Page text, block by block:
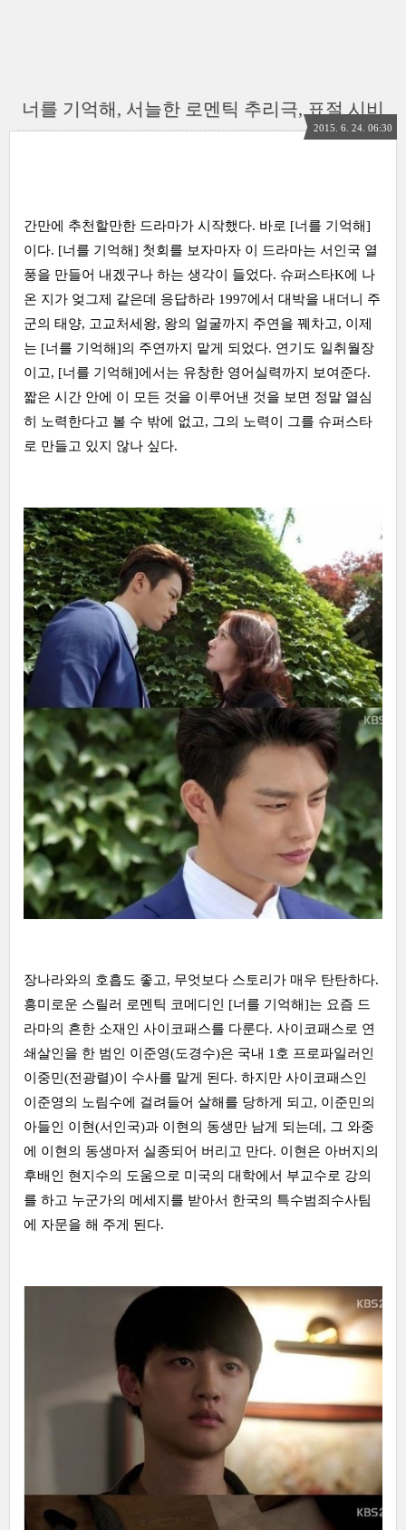
너를 기억해, 서늘한 로멘틱 추리극, 표절 시비
2015. 6. 24. 06:30
간만에 추천할만한 드라마가 시작했다. 바로 [너를 기억해]
이다. [너를 기억해] 첫회를 보자마자 이 드라마는 서인국 열
풍을 만들어 내겠구나 하는 생각이 들었다. 슈퍼스타K에 나
온 지가 엊그제 같은데 응답하라 1997에서 대박을 내더니 주
군의 태양, 고교처세왕, 왕의 얼굴까지 주연을 꿰차고, 이제
는 [너를 기억해]의 주연까지 맡게 되었다. 연기도 일취월장
이고, [너를 기억해]에서는 유창한 영어실력까지 보여준다.
짧은 시간 안에 이 모든 것을 이루어낸 것을 보면 정말 열심
히 노력한다고 볼 수 밖에 없고, 그의 노력이 그를 슈퍼스타
로 만들고 있지 않나 싶다.
장나라와의 호흡도 좋고, 무엇보다 스토리가 매우 탄탄하다.
흥미로운 스릴러 로멘틱 코메디인 [너를 기억해]는 요즘 드
라마의 흔한 소재인 사이코패스를 다룬다. 사이코패스로 연
쇄살인을 한 범인 이준영(도경수)은 국내 1호 프로파일러인
이중민(전광렬)이 수사를 맡게 된다. 하지만 사이코패스인
이준영의 노림수에 걸려들어 살해를 당하게 되고, 이준민의
아들인 이현(서인국)과 이현의 동생만 남게 되는데, 그 와중
에 이현의 동생마저 실종되어 버리고 만다. 이현은 아버지의
후배인 현지수의 도움으로 미국의 대학에서 부교수로 강의
를 하고 누군가의 메세지를 받아서 한국의 특수범죄수사팀
에 자문을 해 주게 된다.